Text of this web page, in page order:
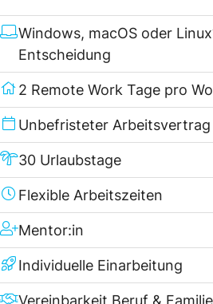
Windows, macOS oder
Entscheidung
2 Remote Work Tage pro
Unbefristeter Arbeitsvertrag
30 Urlaubstage
Flexible Arbeitszeiten
Mentor:in
Individuelle Einarbeitung
Vereinbarkeit Beruf & Familie